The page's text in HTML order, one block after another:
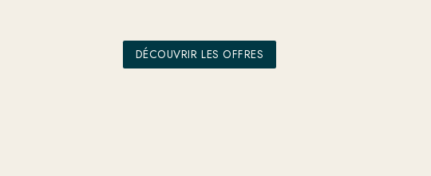
DÉCOUVRIR LES OFFRES